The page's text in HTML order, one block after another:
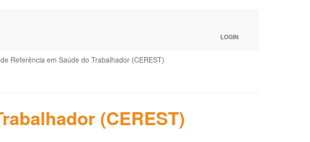
LOGIN
Referência em Saúde do Trabalhador (CEREST)
(CEREST)